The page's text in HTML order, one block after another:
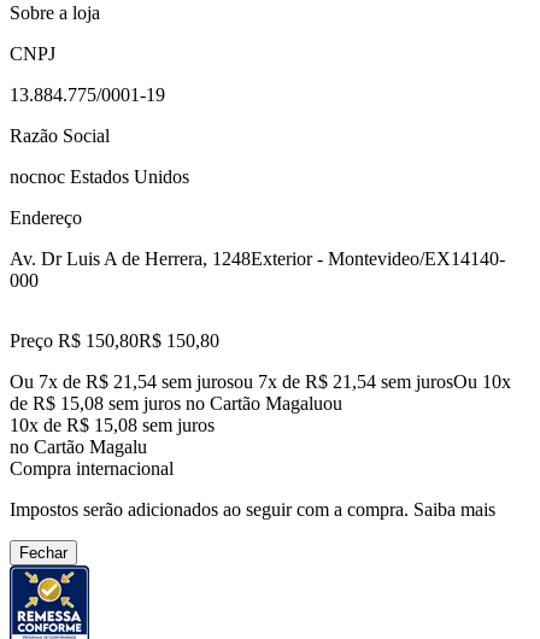
Sobre a loja
CNPJ
13.884.775/0001-19
Razão Social
nocnoc Estados Unidos
Endereço
Av. Dr Luis A de Herrera, 1248Exterior - Montevideo/EX14140-
000
Preço R$ 150,80R$ 150,80
Ou 7x de R$ 21,54 sem jurosou 7x de R$ 21,54 sem jurosOu 10x
de R$ 15,08 sem juros no Cartão Magaluou
10x de R$ 15,08 sem juros
no Cartão Magalu
Compra internacional
Impostos serão adicionados ao seguir com a compra. Saiba mais
Fechar